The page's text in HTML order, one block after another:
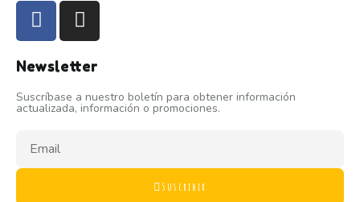
Newsletter
Suscríbase a nuestro boletín para obtener información
actualizada, información o promociones.
Suscribir